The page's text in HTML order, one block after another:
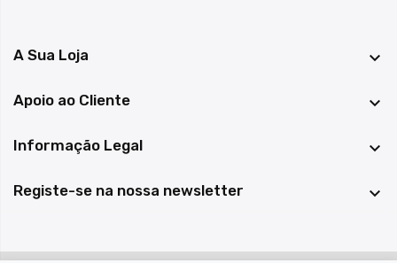
A Sua Loja 
Apoio ao Cliente 
Informação Legal 
Registe-se na nossa newsletter 